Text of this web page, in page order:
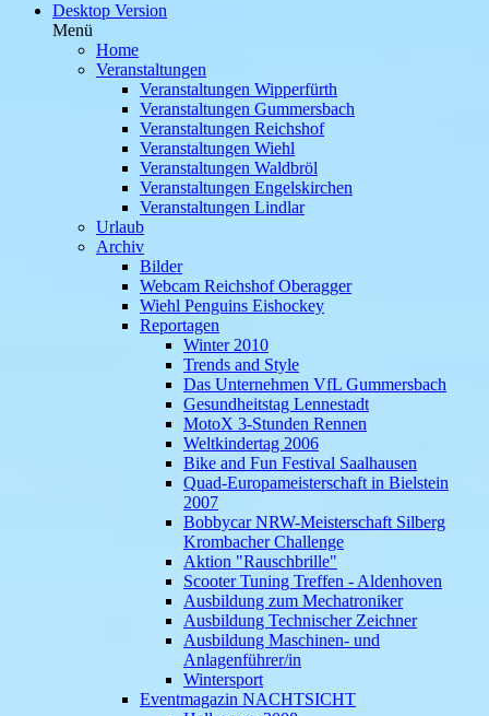
Desktop Version
Menü
Home
Veranstaltungen
Veranstaltungen Wipperfürth
Veranstaltungen Gummersbach
Veranstaltungen Reichshof
Veranstaltungen Wiehl
Veranstaltungen Waldbröl
Veranstaltungen Engelskirchen
Veranstaltungen Lindlar
Urlaub
Archiv
Bilder
Webcam Reichshof Oberagger
Wiehl Penguins Eishockey
Reportagen
Winter 2010
Trends and Style
Das Unternehmen VfL Gummersbach
Gesundheitstag Lennestadt
MotoX 3-Stunden Rennen
Weltkindertag 2006
Bike and Fun Festival Saalhausen
Quad-Europameisterschaft in Bielstein
2007
Bobbycar NRW-Meisterschaft Silberg
Krombacher Challenge
Aktion "Rauschbrille"
Scooter Tuning Treffen - Aldenhoven
Ausbildung zum Mechatroniker
Ausbildung Technischer Zeichner
Ausbildung Maschinen- und
Anlagenführer/in
Wintersport
Eventmagazin NACHTSICHT